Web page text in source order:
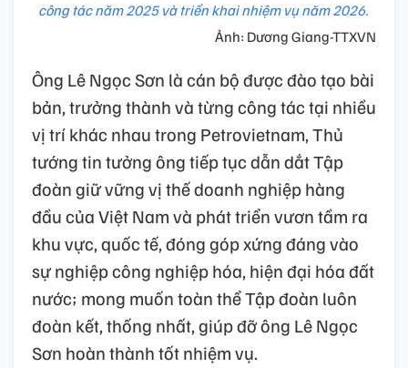
công tác năm 2025 và triển khai nhiệm vụ năm 2026.
Ảnh: Dương Giang-TTXVN
Ông Lê Ngọc Sơn là cán bộ được đào tạo bài
bản, trưởng thành và từng công tác tại nhiều
vị trí khác nhau trong Petrovietnam, Thủ
tướng tin tưởng ông tiếp tục dẫn dắt Tập
đoàn giữ vững vị thế doanh nghiệp hàng
đầu của Việt Nam và phát triển vươn tầm ra
khu vực, quốc tế, đóng góp xứng đáng vào
sự nghiệp công nghiệp hóa, hiện đại hóa đất
nước; mong muốn toàn thể Tập đoàn luôn
đoàn kết, thống nhất, giúp đỡ ông Lê Ngọc
Sơn hoàn thành tốt nhiệm vụ.